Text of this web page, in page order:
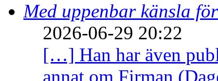
Med uppenbar känsla
2026-06-29 20:22
[…] Han har även
annat om Firman